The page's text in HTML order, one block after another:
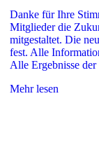
Danke für Ihre
Mitglieder die
mitgestaltet. Die
fest. Alle
Alle Ergebnisse
Mehr lesen